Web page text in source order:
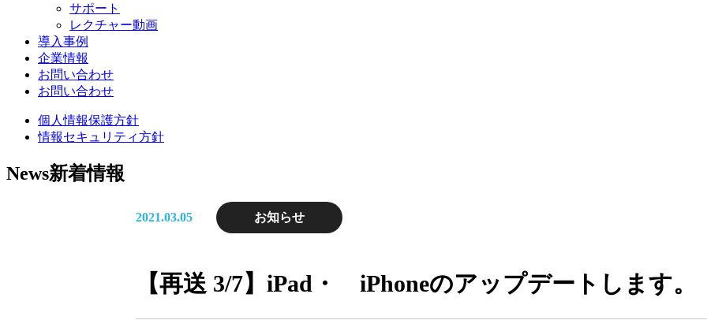
サポート
レクチャー動画
導入事例
企業情報
お問い合わせ
お問い合わせ
個人情報保護方針
情報セキュリティ方針
News新着情報
2021.03.05 お知らせ
【再送 3/7】iPad・ iPhoneのアップデートします。